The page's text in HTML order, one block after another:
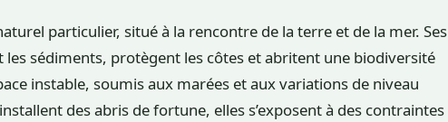
particulier, situé à la rencontre de la terre et de la mer. Ses
les sédiments, protègent les côtes et abritent une biodiversité
instable, soumis aux marées et aux variations de niveau
des abris de fortune, elles s’exposent à des contraintes